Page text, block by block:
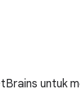
untuk